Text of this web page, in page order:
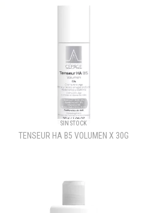
SIN STOCK
TENSEUR HA B5 VOLUMEN X 30G